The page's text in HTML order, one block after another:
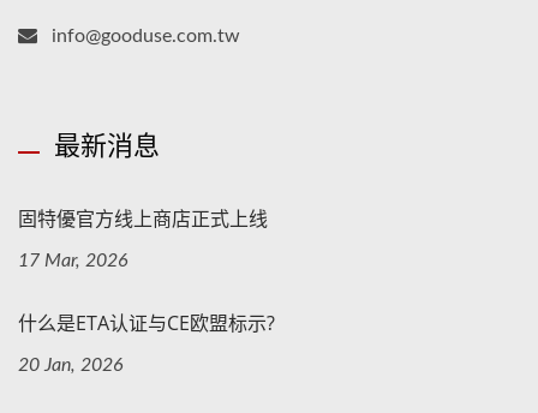
info@gooduse.com.tw
最新消息
固特優官方线上商店正式上线
17 Mar, 2026
什么是ETA认证与CE欧盟标示?
20 Jan, 2026